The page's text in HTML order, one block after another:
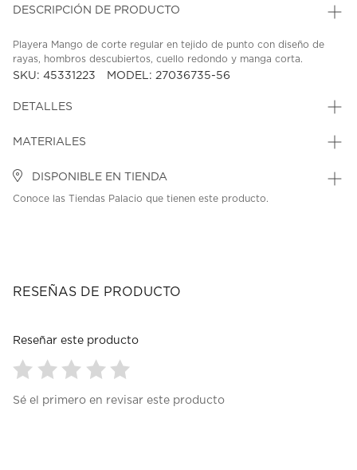
DESCRIPCIÓN DE PRODUCTO
Playera Mango de corte regular en tejido de punto con diseño de
rayas, hombros descubiertos, cuello redondo y manga corta.
SKU: 45331223 MODEL: 27036735-56
DETALLES
MATERIALES
DISPONIBLE EN TIENDA
Conoce las Tiendas Palacio que tienen este producto.
RESEÑAS DE PRODUCTO
Reseñar este producto
paraparaparaparapara
Sé el primero en revisar este producto